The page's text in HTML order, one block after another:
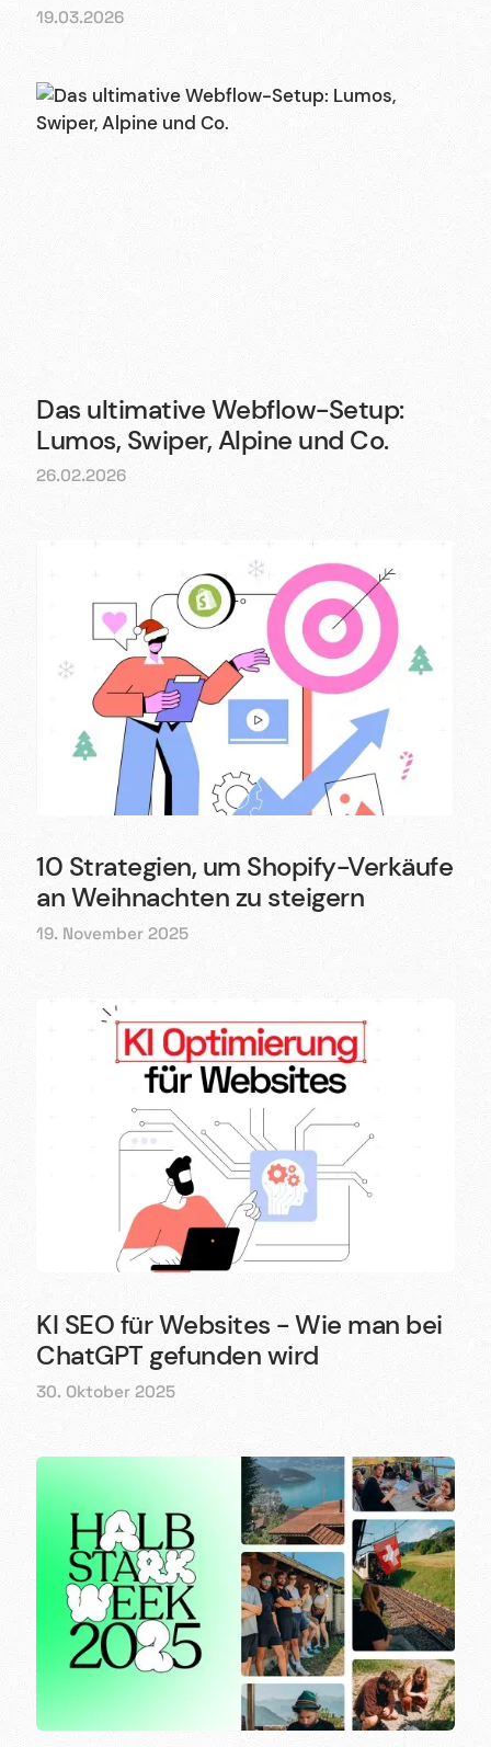
19.03.2026
Das ultimative Webflow-Setup:
Lumos, Swiper, Alpine und Co.
26.02.2026
10 Strategien, um Shopify-Verkäufe
an Weihnachten zu steigern
19. November 2025
KI SEO für Websites - Wie man bei
ChatGPT gefunden wird
30. Oktober 2025